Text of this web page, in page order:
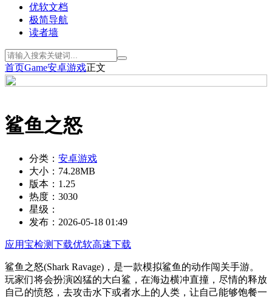
优软文档
极简导航
读者墙
首页Game安卓游戏正文
鲨鱼之怒
分类： 安卓游戏
大小： 74.28MB
版本： 1.25
热度： 3030
星级：
发布： 2026-05-18 01:49
应用宝检测下载优软高速下载
鲨鱼之怒(Shark Ravage)，是一款模拟鲨鱼的动作闯关手游。
玩家们将会扮演凶猛的大白鲨，在海边横冲直撞，尽情的释放
自己的愤怒，去攻击水下或者水上的人类，让自己能够饱餐一